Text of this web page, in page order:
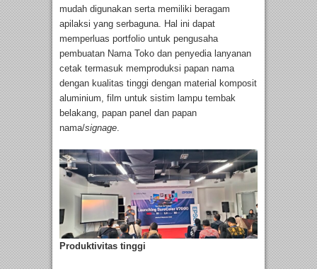
mudah digunakan serta memiliki beragam
apilaksi yang serbaguna. Hal ini dapat
memperluas portfolio untuk pengusaha
pembuatan Nama Toko dan penyedia lanyanan
cetak termasuk memproduksi papan nama
dengan kualitas tinggi dengan material komposit
aluminium, film untuk sistim lampu tembak
belakang, papan panel dan papan
nama/signage.
Produktivitas tinggi